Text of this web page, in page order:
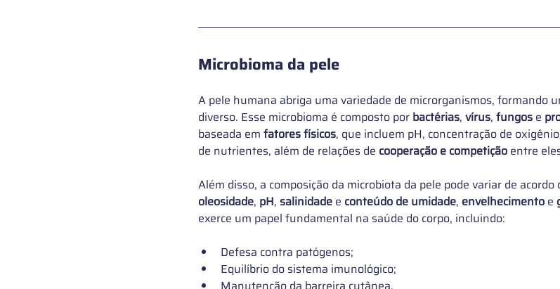
Microbioma da pele
A pele humana abriga uma variedade de microrganismos, formando
diverso. Esse microbioma é composto por bactérias, vírus, fungos e
baseada em fatores físicos, que incluem pH, concentração de
de nutrientes, além de relações de cooperação e competição entre
Além disso, a composição da microbiota da pele pode variar de acordo
oleosidade, pH, salinidade e conteúdo de umidade, envelhecimento e
exerce um papel fundamental na saúde do corpo, incluindo:
Defesa contra patógenos;
Equilíbrio do sistema imunológico;